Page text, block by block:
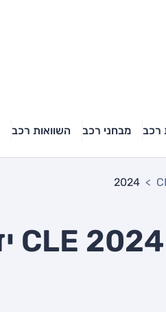
רכב מבחני רכב השוואות רכב
2024